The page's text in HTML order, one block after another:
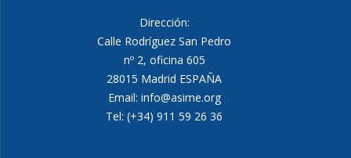
Dirección:
Calle Rodríguez San Pedro
nº 2, oficina 605
28015 Madrid ESPAÑA
Email: info@asime.org
Tel: (+34) 911 59 26 36